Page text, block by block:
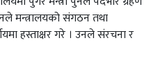
मन्त्रालयको संगठन तथा
हस्ताक्षर गरे । उनले संरचना र